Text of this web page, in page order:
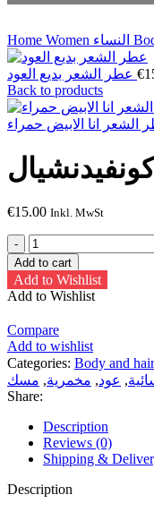
Home
€
Back to products
€15.00 Inkl. MwSt
عطر
الشعر
كونفيدنشيال
quantity
Add to cart
Add to Wishlist
Add to Wishlist
Compare
Add to wishlist
Categories: Body and
, عود, مخمرية, مسك
Share:
Description
Reviews (0)
Shipping &
Description